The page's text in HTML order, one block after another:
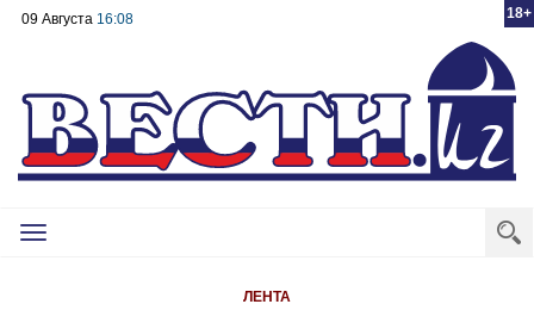
18+
09 Августа 16:08
Toggle
ЛЕНТА